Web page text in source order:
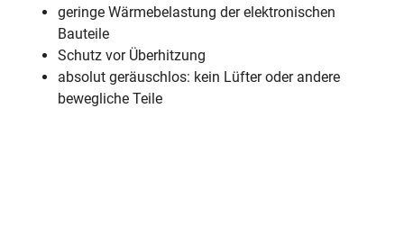
geringe Wärmebelastung der elektronischen
Bauteile
Schutz vor Überhitzung
absolut geräuschlos: kein Lüfter oder andere
bewegliche Teile